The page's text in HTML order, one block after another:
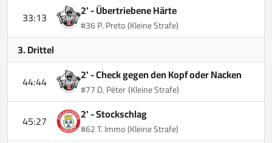
33:13 2' -Übertriebene Härte
#36 P. Preto(Kleine Strafe)
3. Drittel
44:44
2' -Check gegen den Kopf oder Nacken
#77 D. Péter(Kleine Strafe)
45:27 2' -Stockschlag
#62 T. Immo(Kleine Strafe)